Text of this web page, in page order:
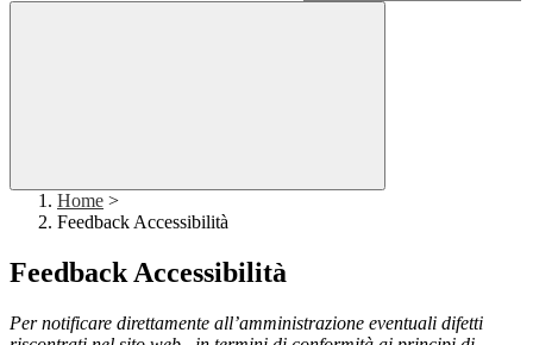
Home >
Feedback Accessibilità
Feedback Accessibilità
Per notificare direttamente all’amministrazione eventuali difetti